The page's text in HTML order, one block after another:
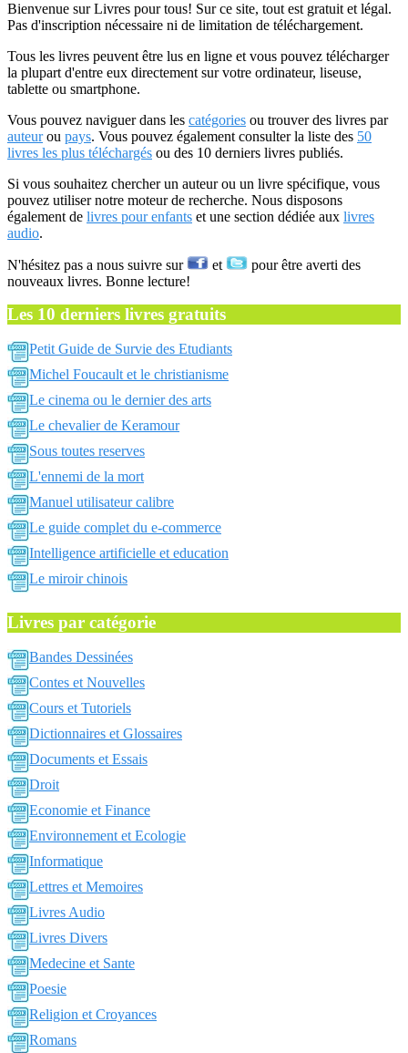
Bienvenue sur Livres pour tous! Sur ce site, tout est gratuit et légal.
Pas d'inscription nécessaire ni de limitation de téléchargement.
Tous les livres peuvent être lus en ligne et vous pouvez télécharger
la plupart d'entre eux directement sur votre ordinateur, liseuse,
tablette ou smartphone.
Vous pouvez naviguer dans les catégories ou trouver des livres par
auteurou pays. Vous pouvez également consulter la liste des 50
livres les plus téléchargés ou des 10 derniers livres publiés.
Si vous souhaitez chercher un auteur ou un livre spécifique, vous
pouvez utiliser notre moteur de recherche. Nous disposons
également de livres pour enfants et une section dédiée aux livres
audio.
N'hésitez pas a nous suivre sur et
pour être averti des
nouveaux livres. Bonne lecture!
Les 10 derniers livres gratuits
Petit Guide de Survie des Etudiants
Michel Foucault et le christianisme
Le cinema ou le dernier des arts
Le chevalier de Keramour
Sous toutes reserves
L'ennemi de la mort
Manuel utilisateur calibre
Le guide complet du e-commerce
Intelligence artificielle et education
Le miroir chinois
Livres par catégorie
Bandes Dessinées
Contes et Nouvelles
Cours et Tutoriels
Dictionnaires et Glossaires
Documents et Essais
Droit
Economie et Finance
Environnement et Ecologie
Informatique
Lettres et Memoires
Livres Audio
Livres Divers
Medecine et Sante
Poesie
Religion et Croyances
Romans